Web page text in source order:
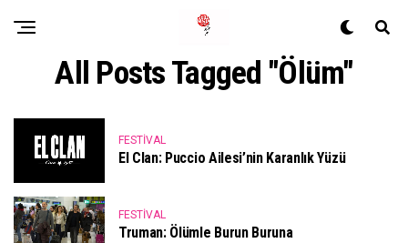
All Posts Tagged "ölüm"
FESTIVAL
El Clan: Puccio Ailesi’nin Karanlık Yüzü
FESTIVAL
Truman: Ölümle Burun Buruna